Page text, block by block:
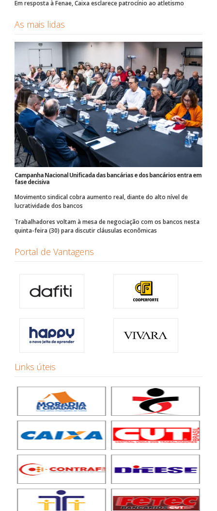
Em resposta à Fenae, Caixa esclarece patrocínio ao atletismo
As mais lidas
Campanha Nacional Unificada das bancárias e dos bancários entra em
fase decisiva
Movimento sindical cobra aumento real, diante do alto nível de
lucratividade dos bancos
Trabalhadores voltam à mesa de negociação com os bancos nesta
quinta-feira (30) para discutir cláusulas econômicas
Portal de Vantagens
Links úteis